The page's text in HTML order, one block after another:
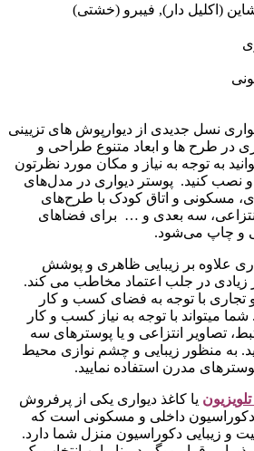
(اکلیل دار), فیبرو (خشتی)
نسل جدیدی از دیوارپوش های تزیینی
در طرح ها و ابعاد متنوع طراحی و
به توجه به نیاز و مکان مورد نظرتون
نصب کنید. پوستر دیواری در مدل‌های
مسکونی و اتاق کودک با طرح‌های
سه بعدی و … برای فضاهای
و چاپ می‌شود.
علاوه بر زیبایی ظاهری و پوشش
زیادی در جلب اعتماد مخاطب می کند.
تجاری با توجه به فضای کسب و کار
میتواند با توجه به نیاز کسب و کار
تصاویر انتزاعی و یا پوسترهای سه
به منظور زیبایی و چشم نوازی محیط
مدرن استفاده نمایید.
ن یا کاغذ دیواری یکی از پرفروش
داخلی و مسکونی است که
و زیبایی دکوراسیون منزل شما دارد.